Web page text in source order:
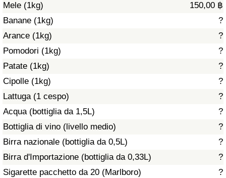
Mele (1kg)
150,00 ฿
Banane (1kg)
?
Arance (1kg)
?
Pomodori (1kg)
?
Patate (1kg)
?
Cipolle (1kg)
?
Lattuga (1 cespo)
?
Acqua (bottiglia da 1,5L)
?
Bottiglia di vino (livello medio)
?
Birra nazionale (bottiglia da 0,5L)
?
Birra d'Importazione (bottiglia da 0,33L)
?
Sigarette pacchetto da 20 (Marlboro)
?
Inquinamento
Indice dell’Inquinamento (Corrente)
Indice di inquinamento
Indice dell’Inquinamento per Nazione
Traffico
Indice del Traffico
Indice del traffico (Corrente)